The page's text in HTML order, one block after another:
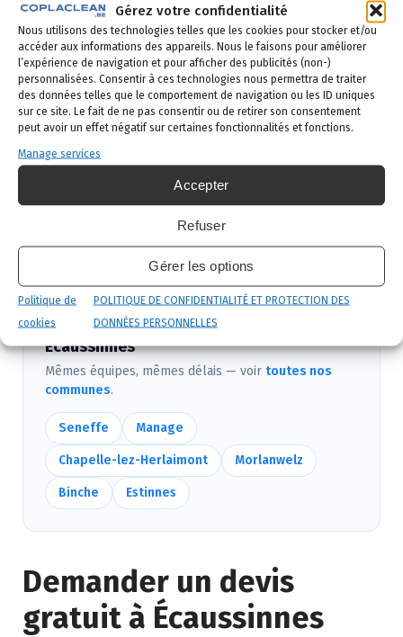
Gérez votre confidentialité
Nous utilisons des technologies telles que les cookies pour stocker et/ou
accéder aux informations des appareils. Nous le faisons pour améliorer
l’expérience de navigation et pour afficher des publicités (non-)
personnalisées. Consentir à ces technologies nous permettra de traiter
des données telles que le comportement de navigation ou les ID uniques
sur ce site. Le fait de ne pas consentir ou de retirer son consentement
peut avoir un effet négatif sur certaines fonctionnalités et fonctions.
Manage services
Accepter
Refuser
Gérer les options
Politique de
cookies
POLITIQUE DE CONFIDENTIALITÉ ET PROTECTION DES
DONNÉES PERSONNELLES
Demande de devis: vous remplissez le
formulaire ci-dessous ou vous nous appelez au
02 523 21 89. Réponse sous 24h.
Diagnostic gratuit: notre technicien vient
identifier la nuisance et son origine.
Intervention ciblée
: visite de contrôle et garantie
de résultat.
Nous intervenons aussi près de
Écaussinnes
Mêmes équipes, mêmes délais — voir toutes nos
communes.
Seneffe Manage
Chapelle-lez-Herlaimont Morlanwelz
Binche Estinnes
Demander un devis
gratuit à Écaussinnes